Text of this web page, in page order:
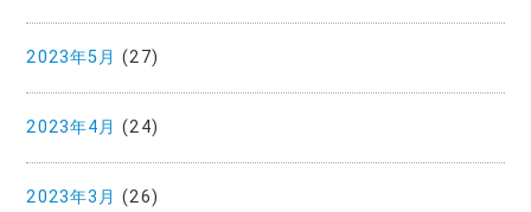
2023年5月 (27)
2023年4月 (24)
2023年3月 (26)